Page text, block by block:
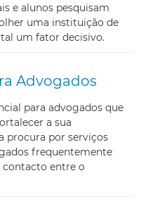
e alunos pesquisam
uma instituição de
um fator decisivo.
Advogados
para advogados que
a sua
procura por serviços
frequentemente
entre o